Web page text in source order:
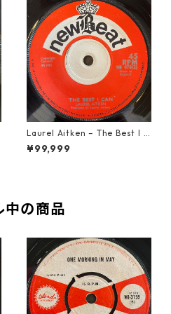
Laurel Aitken ‎– The Best I C
an【7-22012】
¥99,999
中の商品